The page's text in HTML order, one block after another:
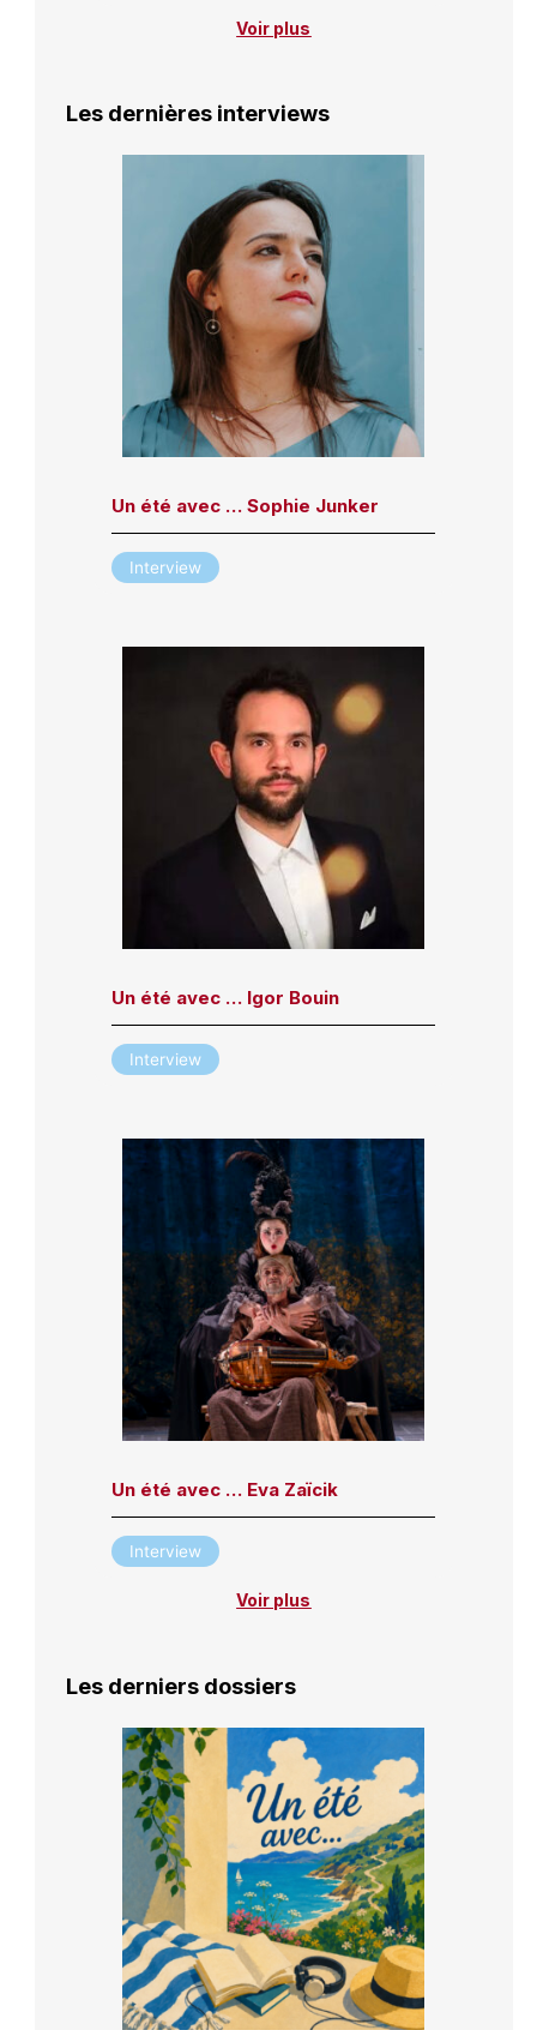
Voir plus
Les dernières interviews
Un été avec … Sophie Junker
Interview
Un été avec … Igor Bouin
Interview
Un été avec … Eva Zaïcik
Interview
Voir plus
Les derniers dossiers